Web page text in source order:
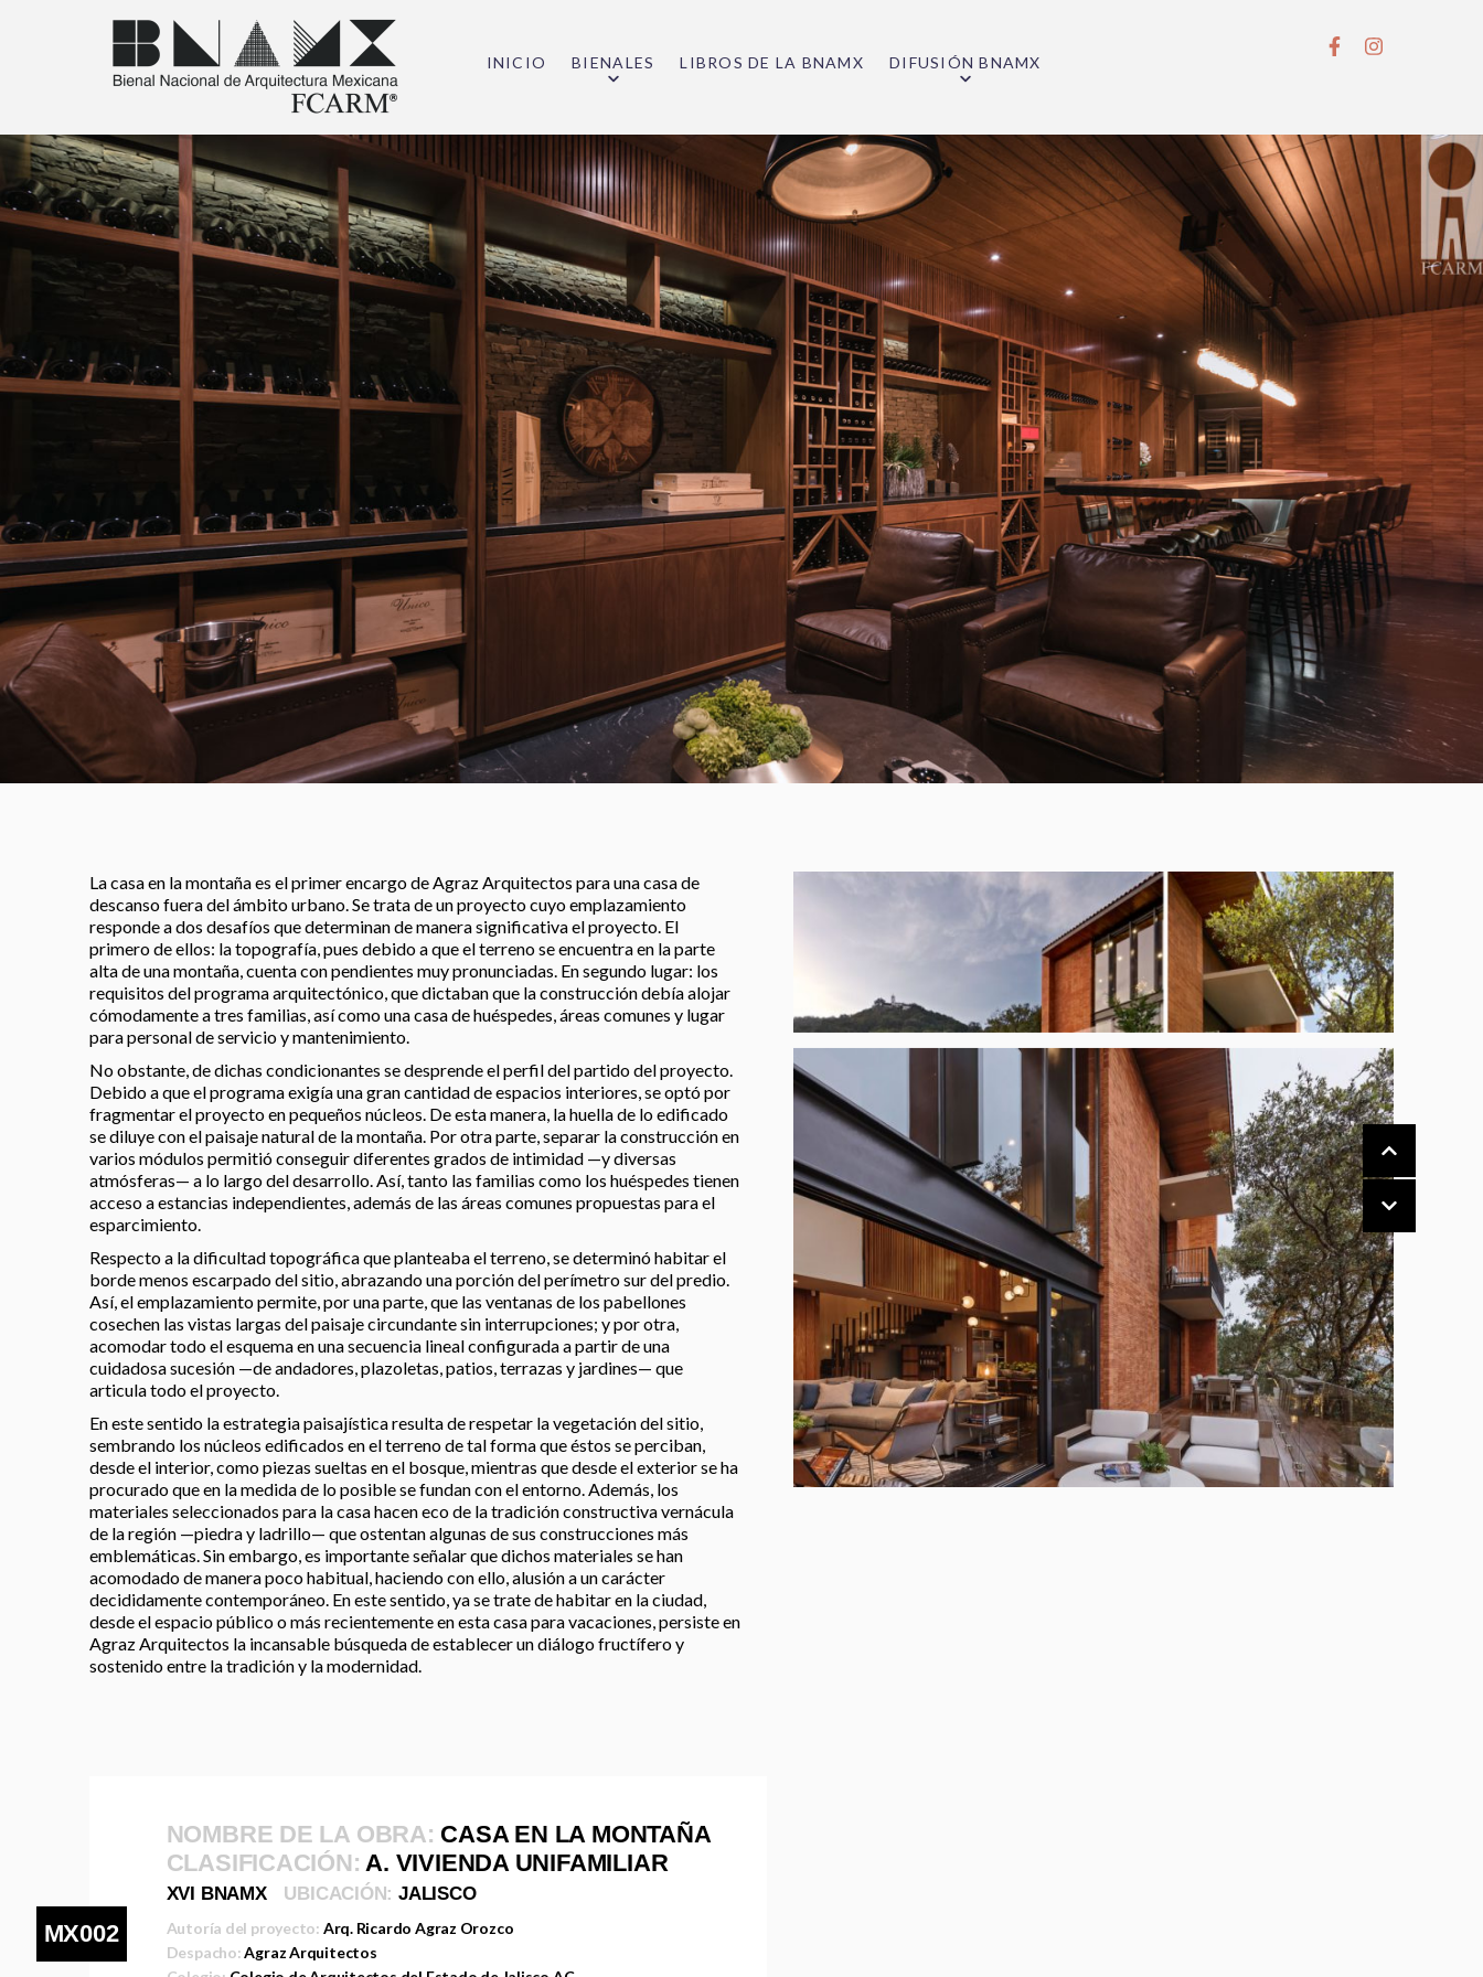
INICIO BIENALES LIBROS DE LA BNAMX DIFUSIÓN BNAMX
La casa en la montaña es el primer encargo de Agraz Arquitectos para una casa de
descanso fuera del ámbito urbano. Se trata de un proyecto cuyo emplazamiento
responde a dos desafíos que determinan de manera significativa el proyecto. El
primero de ellos: la topografía, pues debido a que el terreno se encuentra en la parte
alta de una montaña, cuenta con pendientes muy pronunciadas. En segundo lugar: los
requisitos del programa arquitectónico, que dictaban que la construcción debía alojar
cómodamente a tres familias, así como una casa de huéspedes, áreas comunes y lugar
para personal de servicio y mantenimiento.
No obstante, de dichas condicionantes se desprende el perfil del partido del proyecto.
Debido a que el programa exigía una gran cantidad de espacios interiores, se optó por
fragmentar el proyecto en pequeños núcleos. De esta manera, la huella de lo edificado
se diluye con el paisaje natural de la montaña. Por otra parte, separar la construcción en
varios módulos permitió conseguir diferentes grados de intimidad —y diversas
atmósferas— a lo largo del desarrollo. Así, tanto las familias como los huéspedes tienen
acceso a estancias independientes, además de las áreas comunes propuestas para el
esparcimiento.
Respecto a la dificultad topográfica que planteaba el terreno, se determinó habitar el
borde menos escarpado del sitio, abrazando una porción del perímetro sur del predio.
Así, el emplazamiento permite, por una parte, que las ventanas de los pabellones
cosechen las vistas largas del paisaje circundante sin interrupciones; y por otra,
acomodar todo el esquema en una secuencia lineal configurada a partir de una
cuidadosa sucesión —de andadores, plazoletas, patios, terrazas y jardines— que
articula todo el proyecto.
En este sentido la estrategia paisajística resulta de respetar la vegetación del sitio,
sembrando los núcleos edificados en el terreno de tal forma que éstos se perciban,
desde el interior, como piezas sueltas en el bosque, mientras que desde el exterior se ha
procurado que en la medida de lo posible se fundan con el entorno. Además, los
materiales seleccionados para la casa hacen eco de la tradición constructiva vernácula
de la región —piedra y ladrillo— que ostentan algunas de sus construcciones más
emblemáticas. Sin embargo, es importante señalar que dichos materiales se han
acomodado de manera poco habitual, haciendo con ello, alusión a un carácter
decididamente contemporáneo. En este sentido, ya se trate de habitar en la ciudad,
desde el espacio público o más recientemente en esta casa para vacaciones, persiste en
Agraz Arquitectos la incansable búsqueda de establecer un diálogo fructífero y
sostenido entre la tradición y la modernidad.
MX002
NOMBRE DE LA OBRA: CASA EN LA MONTAÑA
CLASIFICACIÓN:A. VIVIENDA UNIFAMILIAR
XVI BNAMX UBICACIÓN:JALISCO
Autoría del proyecto: Arq. Ricardo Agraz Orozco
Despacho:Agraz Arquitectos